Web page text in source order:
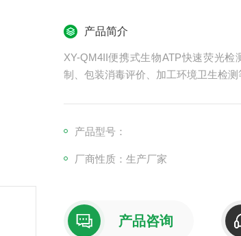
产品简介
XY-QM4II便携式生物ATP快速荧光
制、包装消毒评价、加工环境卫生检测
产品型号：
厂商性质：生产厂家
产品咨询